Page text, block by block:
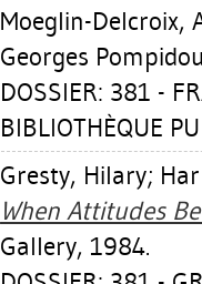
Moeglin-Delcroix,
Georges
DOSSIER: 381 -
BIBLIOTHÈQUE
Gresty, Hilary;
When Attitudes
Gallery, 1984.